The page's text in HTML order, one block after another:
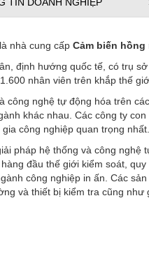
nhà cung cấp Cảm biến hồng
định hướng quốc tế, có trụ
nhân viên trên khắp thế
công nghệ tự động hóa trên
khác nhau. Các công ty
công nghiệp quan trọng nhất.
pháp hệ thống và công nghệ
đầu thế giới kiểm soát,
công nghiệp in ấn. Các
và thiết bị kiểm tra cũng như